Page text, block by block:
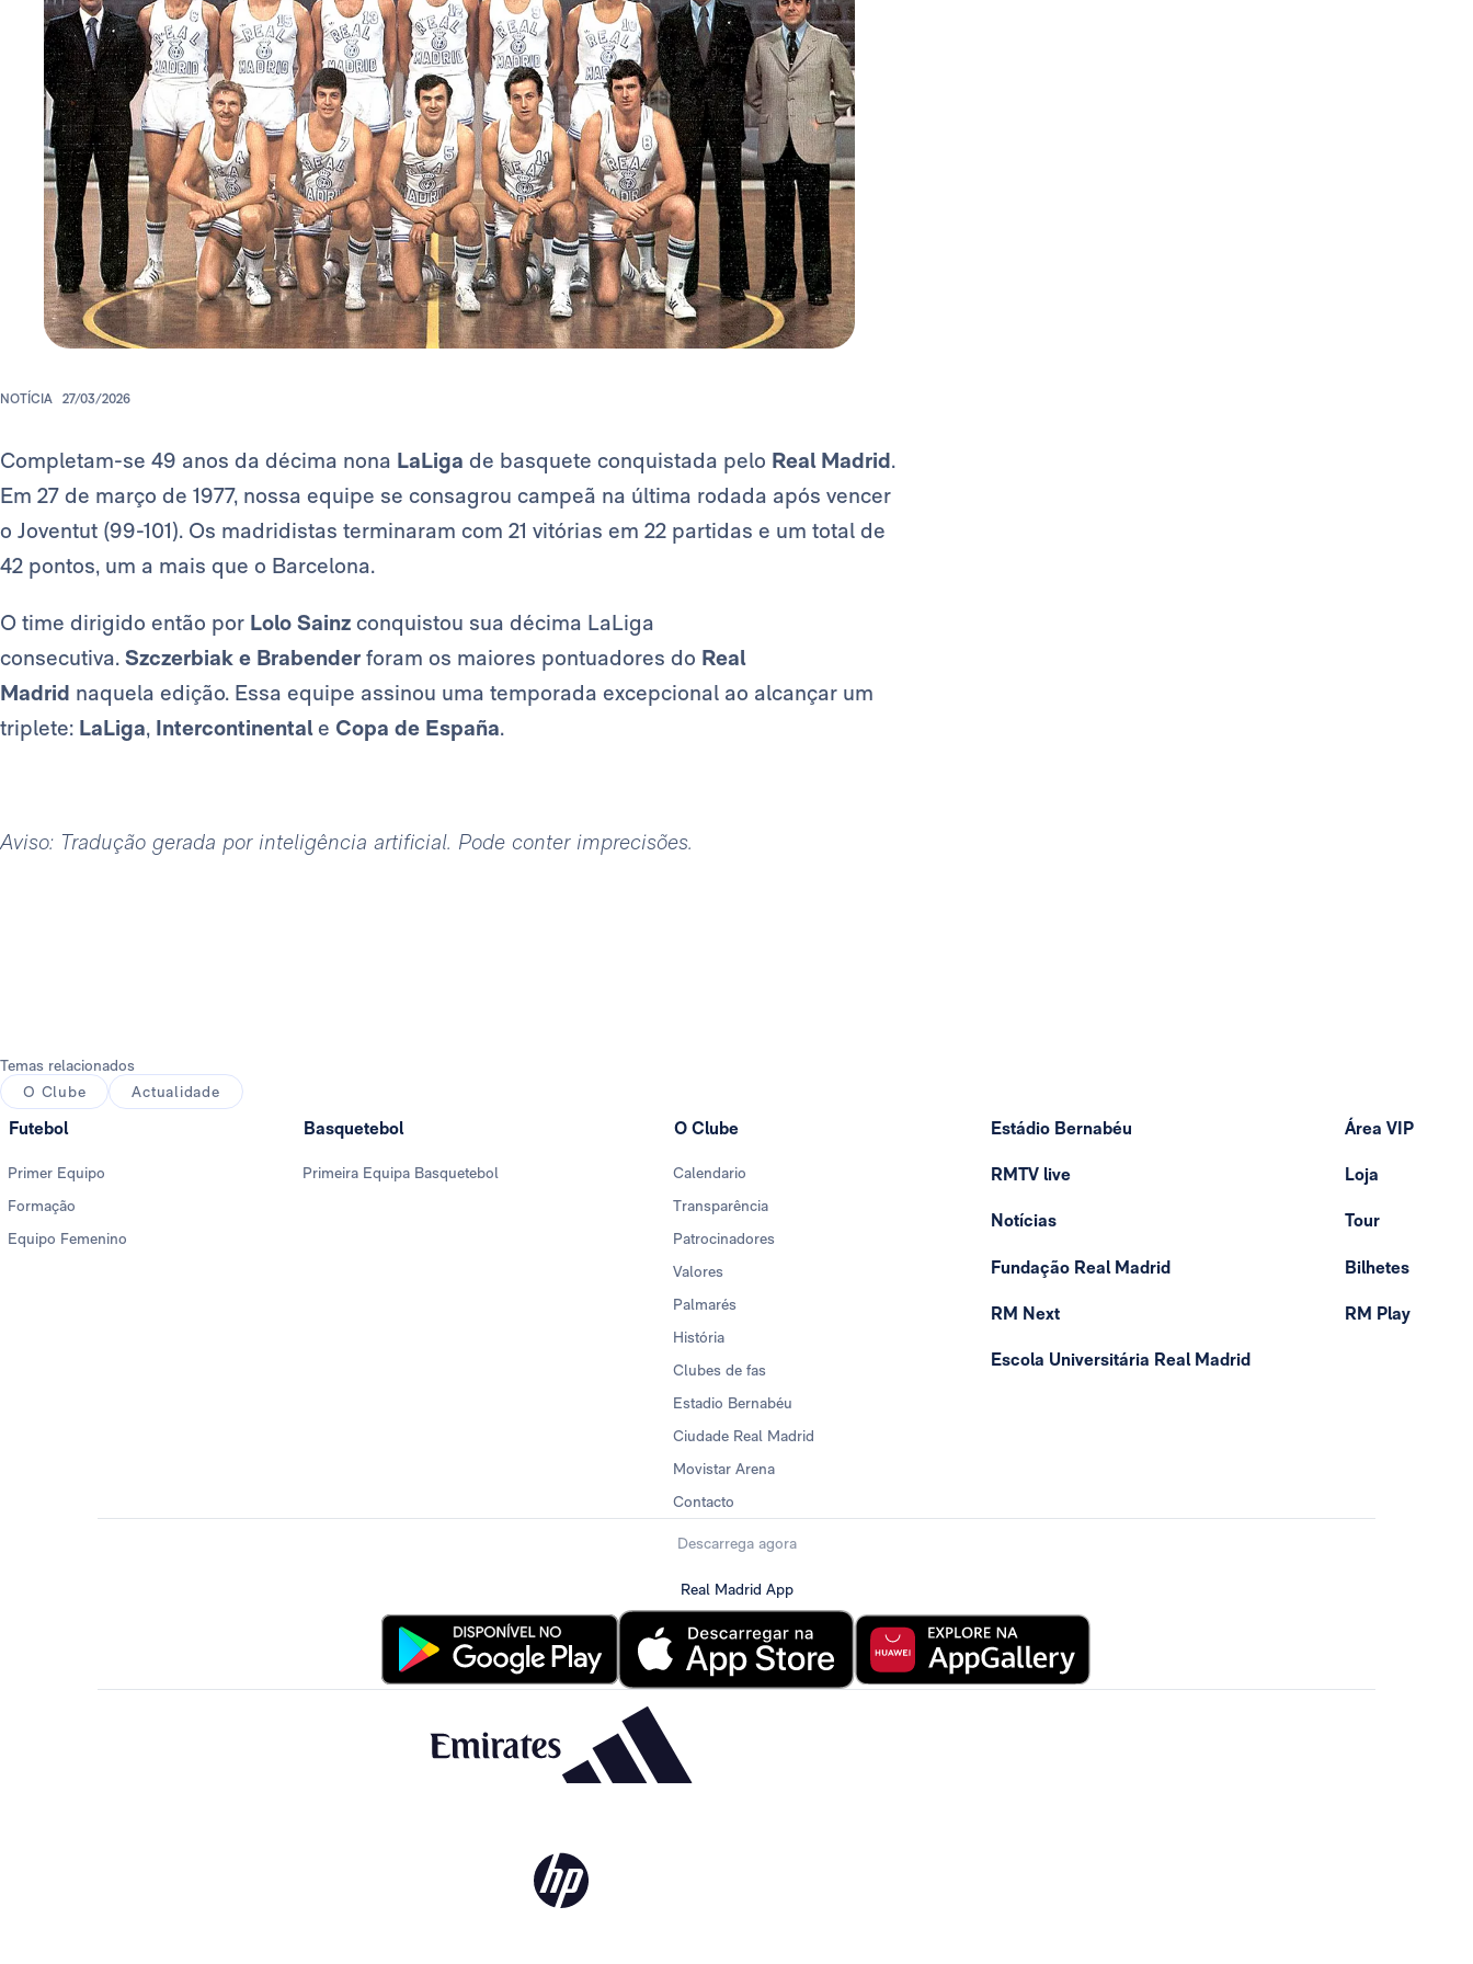
NOTÍCIA 27/03/2026
Completam-se 49 anos da décima nona LaLiga de basquete conquistada pelo Real Madrid.
Em 27 de março de 1977, nossa equipe se consagrou campeã na última rodada após vencer
o Joventut (99-101). Os madridistas terminaram com 21 vitórias em 22 partidas e um total de
42 pontos, um a mais que o Barcelona.
O time dirigido então por Lolo Sainz conquistou sua décima LaLiga
consecutiva. Szczerbiak e Brabender foram os maiores pontuadores do Real
Madrid naquela edição. Essa equipe assinou uma temporada excepcional ao alcançar um
triplete: LaLiga, Intercontinentale Copa de España.
Aviso: Tradução gerada por inteligência artificial. Pode conter imprecisões.
Temas relacionados
O Clube
Actualidade
Futebol
Primer Equipo
Formação
Equipo Femenino
Basquetebol
Primeira Equipa Basquetebol
O Clube
Calendario
Transparência
Patrocinadores
Valores
Palmarés
História
Clubes de fas
Estadio Bernabéu
Ciudade Real Madrid
Movistar Arena
Contacto
Estádio Bernabéu
RMTV live
Notícias
Fundação Real Madrid
RM Next
Escola Universitária Real Madrid
Área VIP
Loja
Tour
Bilhetes
RM Play
Descarrega agora
Real Madrid App